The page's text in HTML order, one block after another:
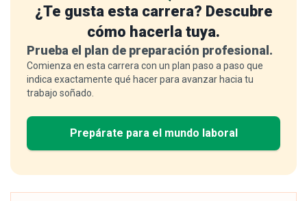
¿Te gusta esta carrera? Descubre
cómo hacerla tuya.
Prueba el plan de preparación profesional.
Comienza en esta carrera con un plan paso a paso que
indica exactamente qué hacer para avanzar hacia tu
trabajo soñado.
Prepárate para el mundo laboral